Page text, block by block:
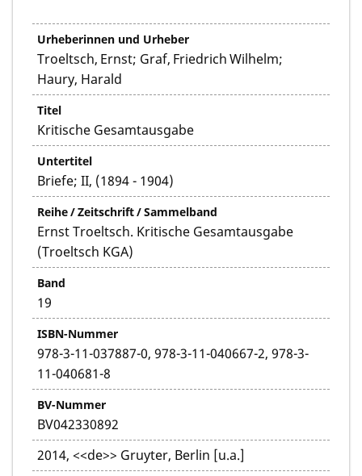
Urheberinnen und Urheber
Troeltsch, Ernst; Graf, Friedrich Wilhelm;
Haury, Harald
Titel
Kritische Gesamtausgabe
Untertitel
Briefe; II, (1894 - 1904)
Reihe / Zeitschrift / Sammelband
Ernst Troeltsch. Kritische Gesamtausgabe
(Troeltsch KGA)
Band
19
ISBN-Nummer
978-3-11-037887-0, 978-3-11-040667-2, 978-3-
11-040681-8
BV-Nummer
BV042330892
2014, <<de>> Gruyter, Berlin [u.a.]